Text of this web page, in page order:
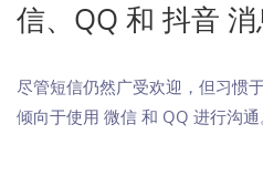
信、QQ 和 抖音 消
尽管短信仍然广受欢迎，但习惯
倾向于使用 微信 和 QQ 进行沟通